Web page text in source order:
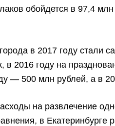
обойдется в 97,4
в 2017 году стали
в 2016 году на
— 500 млн рублей, а в
на развлечение
в Екатеринбурге